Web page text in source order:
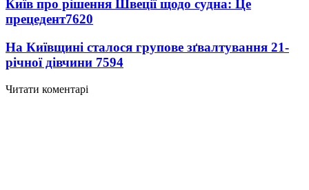
Київ про рішення Швеції щодо судна: Це
прецедент7620
На Київщині сталося групове зґвалтування 21-
річної дівчини 7594
Читати коментарі